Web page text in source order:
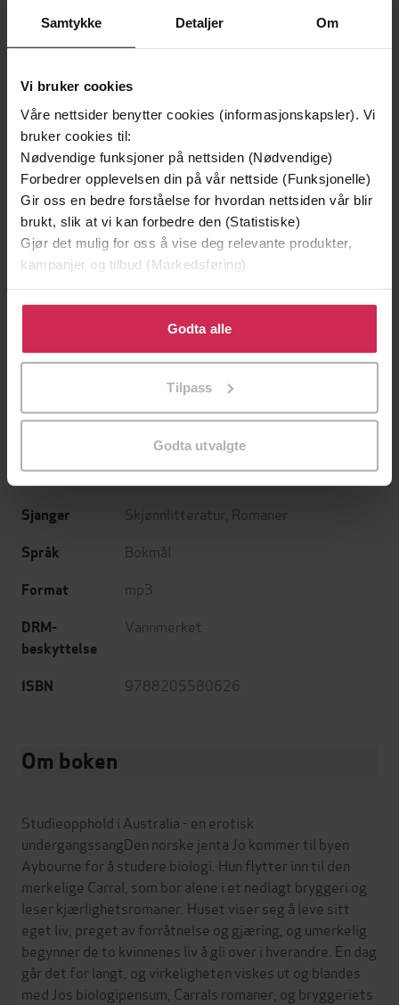
Samtykke Detaljer Om
Vi bruker cookies
Våre nettsider benytter cookies (informasjonskapsler). Vi
bruker cookies til:
Nødvendige funksjoner på nettsiden (Nødvendige)
Forbedrer opplevelsen din på vår nettside (Funksjonelle)
Gir oss en bedre forståelse for hvordan nettsiden vår blir
brukt, slik at vi kan forbedre den (Statistiske)
Gjør det mulig for oss å vise deg relevante produkter,
kampanjer og tilbud (Markedsføring)
Klikk på «Godta alle» for å gi oss ditt samtykke til å
bruke cookies for alle disse formålene. Du kan også
tilpasse ditt samtykke til spesifikke formål ved å klikke
Godta alle
Tilpass
Godta utvalgte
199,-
Minnesota
Jo Nesbø
EBOK
Utskudd
Jørn Lier Horst
EBOK
Undertittel roman
(innleser)
22.11.2022
Lengde 3:29
Sjanger Skjønnlitteratur Romaner
Språk Bokmål
Format mp3
DRM-
beskyttelse
Vannmerket
ISBN 9788205580626
Om boken
Studieopphold i Australia - en erotisk
undergangssangDen norske jenta Jo kommer til byen
Aybourne for å studere biologi. Hun flytter inn til den
merkelige Carral, som bor alene i et nedlagt bryggeri og
leser kjærlighetsromaner. Huset viser seg å leve sitt
eget liv, preget av forråtnelse og gjæring, og umerkelig
begynner de to kvinnenes liv å gli over i hverandre. En dag
går det for langt, og virkeligheten viskes ut og blandes
med Jos biologipensum, Carrals romaner, og bryggeriets